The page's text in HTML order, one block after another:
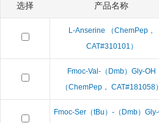
Biotez Berlin
Berry &
LGC Maine
选择 产品名称
L-Anserine （ChemPep，
CAT#310101）
Fmoc-Val-（Dmb）Gly-OH
（ChemPep， CAT#181058）
Fmoc-Ser（tBu）-（Dmb）Gly-